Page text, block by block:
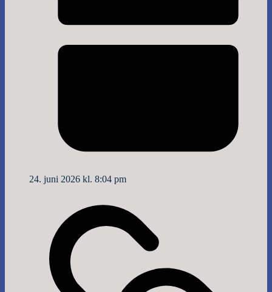
24. juni 2026 kl. 8:04 pm